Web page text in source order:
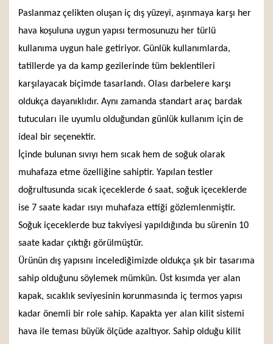
Paslanmaz çelikten oluşan iç dış yüzeyi, aşınmaya karşı her
hava koşuluna uygun yapısı termosunuzu her türlü
kullanıma uygun hale getiriyor. Günlük kullanımlarda,
tatillerde ya da kamp gezilerinde tüm beklentileri
karşılayacak biçimde tasarlandı. Olası darbelere karşı
oldukça dayanıklıdır. Aynı zamanda standart araç bardak
tutucuları ile uyumlu olduğundan günlük kullanım için de
ideal bir seçenektir.
İçinde bulunan sıvıyı hem sıcak hem de soğuk olarak
muhafaza etme özelliğine sahiptir. Yapılan testler
doğrultusunda sıcak içeceklerde 6 saat, soğuk içeceklerde
ise 7 saate kadar ısıyı muhafaza ettiği gözlemlenmiştir.
Soğuk içeceklerde buz takviyesi yapıldığında bu sürenin 10
saate kadar çıktığı görülmüştür.
Ürünün dış yapısını incelediğimizde oldukça şık bir tasarıma
sahip olduğunu söylemek mümkün. Üst kısımda yer alan
kapak, sıcaklık seviyesinin korunmasında iç termos yapısı
kadar önemli bir role sahip. Kapakta yer alan kilit sistemi
hava ile teması büyük ölçüde azaltıyor. Sahip olduğu kilit